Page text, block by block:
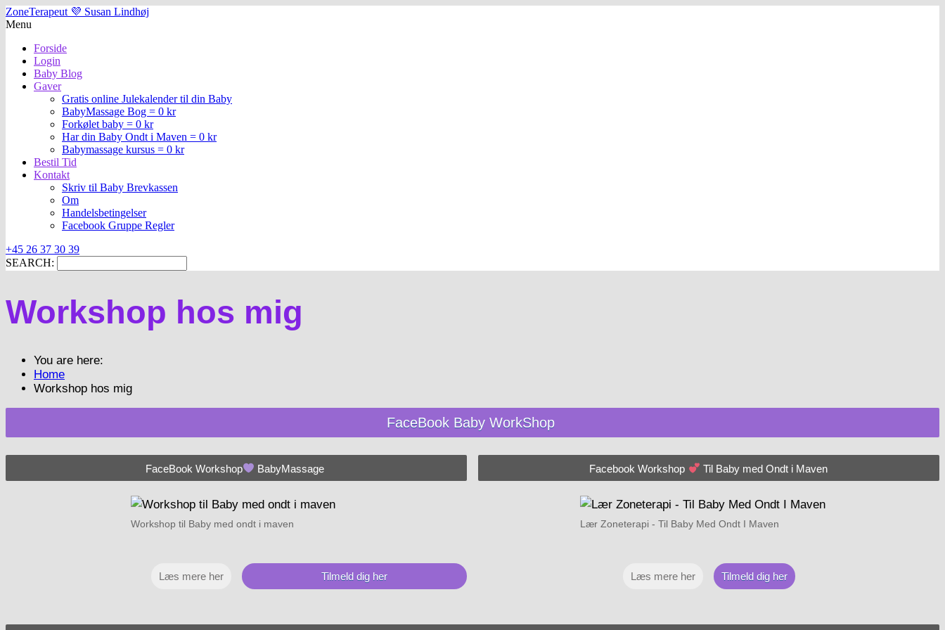
ZoneTerapeut 💜 Susan Lindhøj
Menu
Forside
Login
Baby Blog
Gaver
Gratis online Julekalender til din Baby
BabyMassage Bog = 0 kr
Forkølet baby = 0 kr
Har din Baby Ondt i Maven = 0 kr
Babymassage kursus = 0 kr
Bestil Tid
Kontakt
Skriv til Baby Brevkassen
Om
Handelsbetingelser
Facebook Gruppe Regler
+45 26 37 30 39
SEARCH:
Workshop hos mig
You are here:
Home
Workshop hos mig
FaceBook Baby WorkShop
FaceBook Workshop BabyMassage
Workshop til Baby med ondt i maven
Læs mere her Tilmeld dig her
Facebook Workshop Til Baby med Ondt i Maven
Lær Zoneterapi - Til Baby Med Ondt I Maven
Læs mere her Tilmeld dig her